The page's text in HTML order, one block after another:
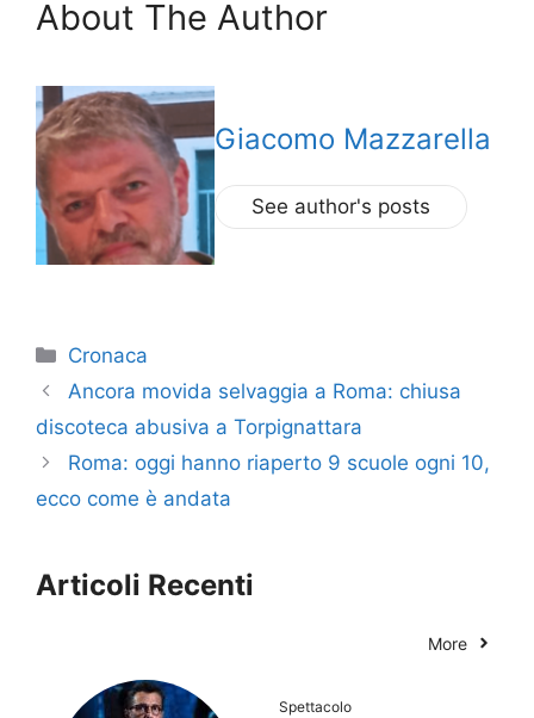
About The Author
Giacomo Mazzarella
See author's posts
Categorie
Cronaca
Ancora movida selvaggia a Roma: chiusa
discoteca abusiva a Torpignattara
Roma: oggi hanno riaperto 9 scuole ogni 10,
ecco come è andata
Articoli Recenti
More
Spettacolo